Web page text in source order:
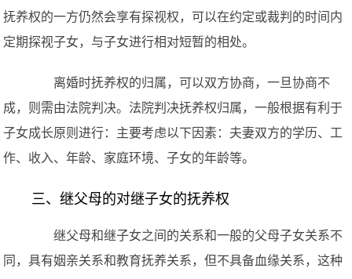
抚养权的一方仍然会享有探视权，可以在约定或裁判的时间内
定期探视子女，与子女进行相对短暂的相处。
离婚时抚养权的归属，可以双方协商，一旦协商不
成，则需由法院判决。法院判决抚养权归属，一般根据有利于
子女成长原则进行：主要考虑以下因素：夫妻双方的学历、工
作、收入、年龄、家庭环境、子女的年龄等。
三、继父母的对继子女的抚养权
继父母和继子女之间的关系和一般的父母子女关系不
同，具有姻亲关系和教育抚养关系，但不具备血缘关系，这种